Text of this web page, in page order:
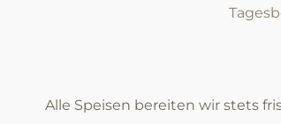
Alle Speisen bereiten wir stets